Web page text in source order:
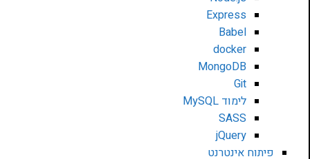
Express
Babel
docker
MongoDB
Git
לימוד MySQL
SASS
jQuery
פיתוח אינטרנט